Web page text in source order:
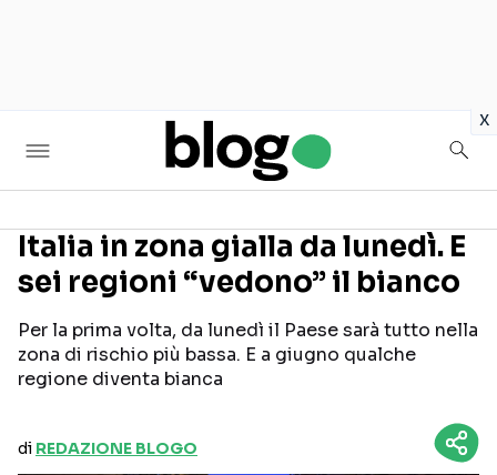
x
Seguici sui social
Italia in zona gialla da lunedì. E
sei regioni “vedono” il bianco
Per la prima volta, da lunedì il Paese sarà tutto nella
zona di rischio più bassa. E a giugno qualche
regione diventa bianca
di REDAZIONE BLOGO